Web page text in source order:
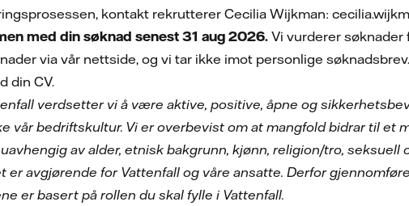
kontakt rekrutterer Cecilia Wijkman:
med din søknad senest 31 aug 2026. Vi vurderer søknader
via vår nettside, og vi tar ikke imot personlige
din CV.
verdsetter vi å være aktive, positive, åpne og
vår bedriftskultur. Vi er overbevist om at mangfold bidrar til
av alder, etnisk bakgrunn, kjønn, religion/tro,
er avgjørende for Vattenfall og våre ansatte. Derfor
er basert på rollen du skal fylle i Vattenfall.